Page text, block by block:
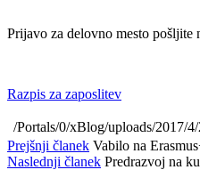
Prijavo za delovno mesto pošljite
Razpis za zaposlitev
/Portals/0/xBlog/uploads/2017/
Prejšnji članek Vabilo na
Naslednji članek Predrazvoj na